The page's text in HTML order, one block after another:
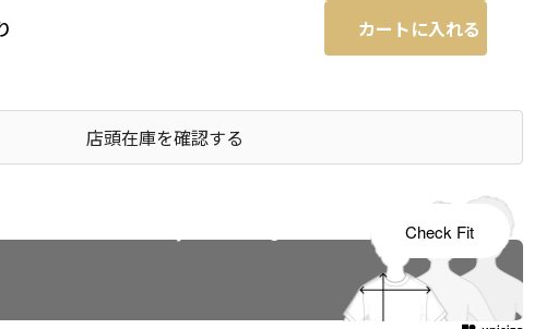
カートに入れる
店頭在庫を確認する
Check Fit